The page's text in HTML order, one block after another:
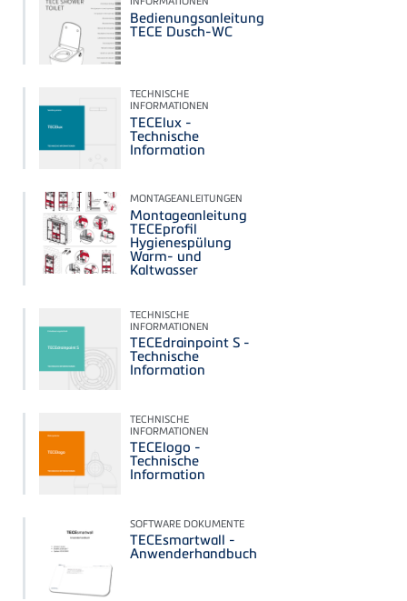
Bedienungsanleitung
TECE Dusch-WC
TECHNISCHE
INFORMATIONEN
TECElux -
Technische
Information
MONTAGEANLEITUNGEN
Montageanleitung
TECEprofil
Hygienespülung
Warm- und
Kaltwasser
TECHNISCHE
INFORMATIONEN
TECEdrainpoint S -
Technische
Information
TECHNISCHE
INFORMATIONEN
TECElogo -
Technische
Information
SOFTWARE DOKUMENTE
TECEsmartwall -
Anwenderhandbuch